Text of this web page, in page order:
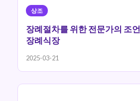
상조
장례절차를 위한 전문가의 조
장례식장
2025-03-21